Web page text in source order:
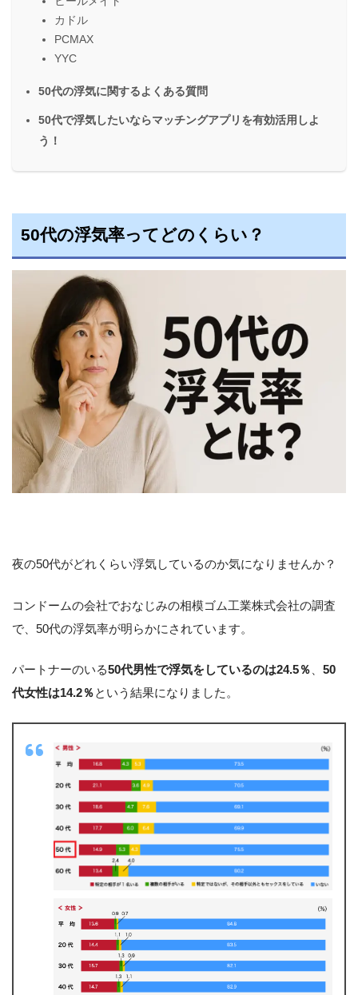
カドル
PCMAX
YYC
50代の浮気に関するよくある質問
50代で浮気したいならマッチングアプリを有効活用しよ
う！
50代の浮気率ってどのくらい？
夜の50代がどれくらい浮気しているのか気になりませんか？
コンドームの会社でおなじみの相模ゴム工業株式会社の調査
で、50代の浮気率が明らかにされています。
パートナーのいる50代男性で浮気をしているのは24.5％
50
代女性は14.2％という結果になりました。